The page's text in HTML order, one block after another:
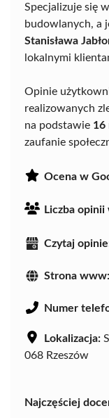
Specjalizuje się
budowlanych, a
Stanisława
lokalnymi
Opinie
realizowanych
na podstawie 16
zaufanie
Ocena w
Liczba opinii
Czytaj
Strona www:
Numer
Lokalizacja:
068 Rzeszów
Najczęściej